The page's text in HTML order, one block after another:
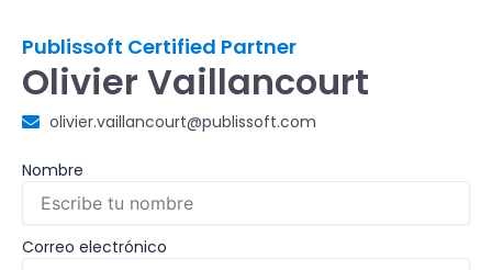
Publissoft Certified Partner
Olivier Vaillancourt
olivier.vaillancourt@publissoft.com
Nombre
Correo electrónico